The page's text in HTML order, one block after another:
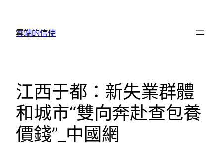
雲端的信使
江西于都：新失業群體
和城市“雙向奔赴查包養
價錢”_中國網